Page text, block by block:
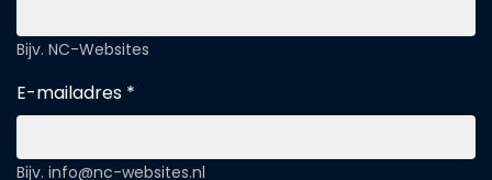
Bijv. NC-Websites
E-mailadres *
Bijv. info@nc-websites.nl